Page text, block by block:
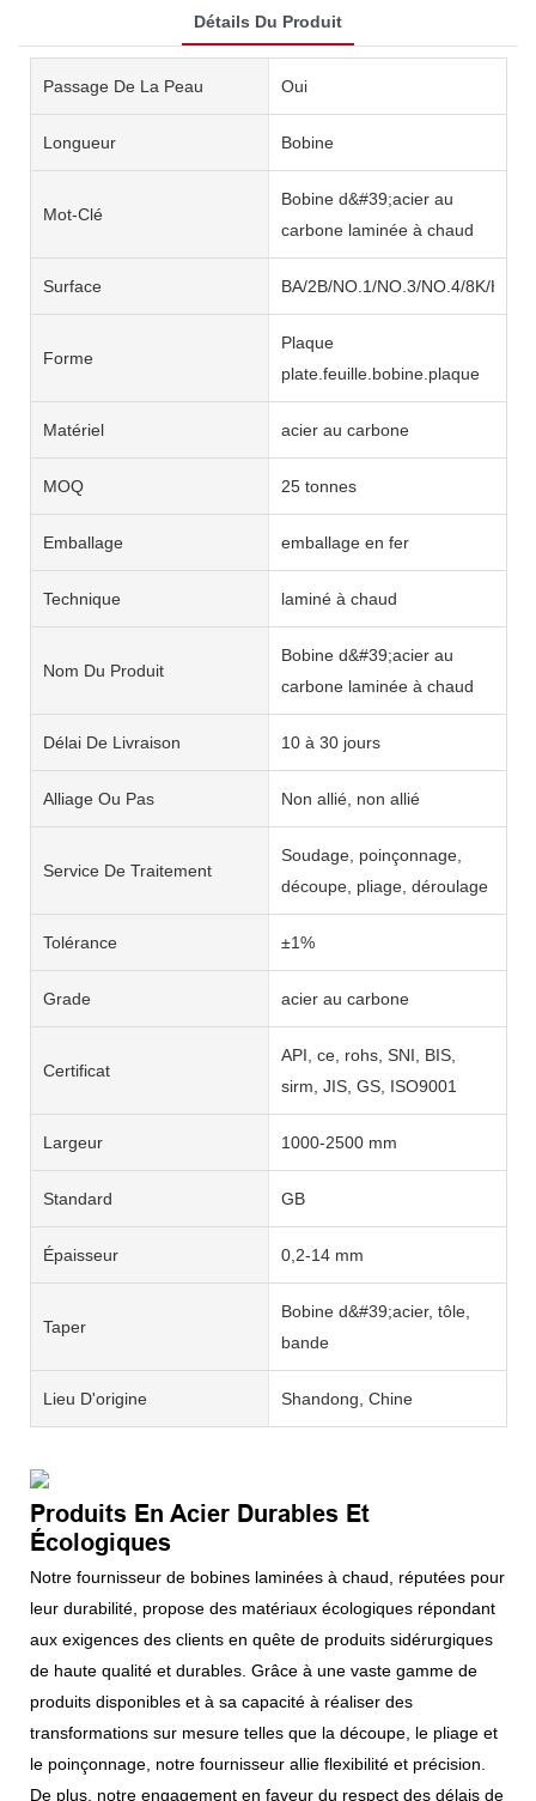
Détails Du Produit
Passage De La Peau Oui
Longueur Bobine
Mot-Clé
Bobine d&#39;acier au
carbone laminée à chaud
Surface BA/2B/NO.1/NO.3/NO.4/8K/HL/
Forme
Plaque
plate.feuille.bobine.plaque
Matériel acier au carbone
MOQ 25 tonnes
Emballage emballage en fer
Technique laminé à chaud
Nom Du Produit
Bobine d&#39;acier au
carbone laminée à chaud
Délai De Livraison 10 à 30 jours
Alliage Ou Pas Non allié, non allié
Service De Traitement
Soudage, poinçonnage,
découpe, pliage, déroulage
Tolérance ±1%
Grade acier au carbone
Certificat
API, ce, rohs, SNI, BIS,
sirm, JIS, GS, ISO9001
Largeur 1000-2500 mm
Standard GB
Épaisseur 0,2-14 mm
Taper
Bobine d&#39;acier, tôle,
bande
Lieu D'origine Shandong, Chine
Produits En Acier Durables Et
Écologiques
Notre fournisseur de bobines laminées à chaud, réputées pour
leur durabilité, propose des matériaux écologiques répondant
aux exigences des clients en quête de produits sidérurgiques
de haute qualité et durables. Grâce à une vaste gamme de
produits disponibles et à sa capacité à réaliser des
transformations sur mesure telles que la découpe, le pliage et
le poinçonnage, notre fournisseur allie flexibilité et précision.
De plus, notre engagement en faveur du respect des délais de